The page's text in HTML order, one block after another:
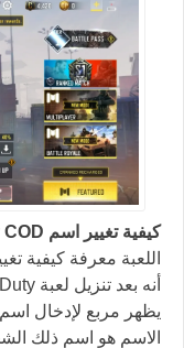
كيفية تغيير اسم Call of Duty COD
اللعبة معرفة كيفية
يظهر مربع لإدخال
الاسم هو اسم ذلك